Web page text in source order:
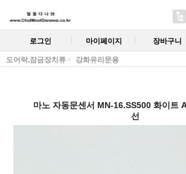
로그인 마이페이지 장바구니
도어락,잠금장치류 강화유리문용
마노 자동문센서 MN-16.SS500 화이트
선